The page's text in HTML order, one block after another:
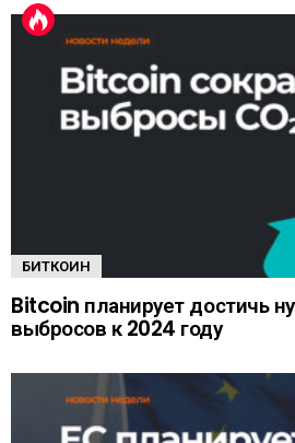
БИТКОИН
Bitcoin планирует достичь
выбросов к 2024 году